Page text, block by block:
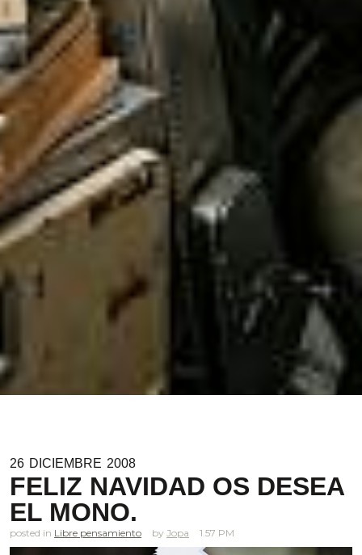
26 DICIEMBRE 2008
FELIZ NAVIDAD OS DESEA
EL MONO.
posted in Libre pensamiento Jopa 1.57 PM